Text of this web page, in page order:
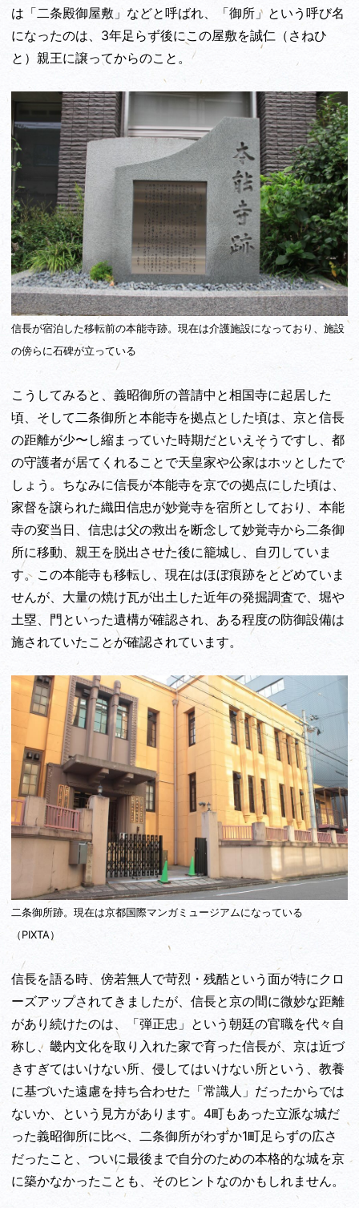
は「二条殿御屋敷」などと呼ばれ、「御所」という呼び名
になったのは、3年足らず後にこの屋敷を誠仁（さねひ
と）親王に譲ってからのこと。
信長が宿泊した移転前の本能寺跡。現在は介護施設になっており、施設
の傍らに石碑が立っている
こうしてみると、義昭御所の普請中と相国寺に起居した
頃、そして二条御所と本能寺を拠点とした頃は、京と信長
の距離が少〜し縮まっていた時期だといえそうですし、都
の守護者が居てくれることで天皇家や公家はホッとしたで
しょう。ちなみに信長が本能寺を京での拠点にした頃は、
家督を譲られた織田信忠が妙覚寺を宿所としており、本能
寺の変当日、信忠は父の救出を断念して妙覚寺から二条御
所に移動、親王を脱出させた後に籠城し、自刃していま
す。この本能寺も移転し、現在はほぼ痕跡をとどめていま
せんが、大量の焼け瓦が出土した近年の発掘調査で、堀や
土塁、門といった遺構が確認され、ある程度の防御設備は
施されていたことが確認されています。
二条御所跡。現在は京都国際マンガミュージアムになっている
（PIXTA）
信長を語る時、傍若無人で苛烈・残酷という面が特にクロ
ーズアップされてきましたが、信長と京の間に微妙な距離
があり続けたのは、「弾正忠」という朝廷の官職を代々自
称し、畿内文化を取り入れた家で育った信長が、京は近づ
きすぎてはいけない所、侵してはいけない所という、教養
に基づいた遠慮を持ち合わせた「常識人」だったからでは
ないか、という見方があります。4町もあった立派な城だ
った義昭御所に比べ、二条御所がわずか1町足らずの広さ
だったこと、ついに最後まで自分のための本格的な城を京
に築かなかったことも、そのヒントなのかもしれません。